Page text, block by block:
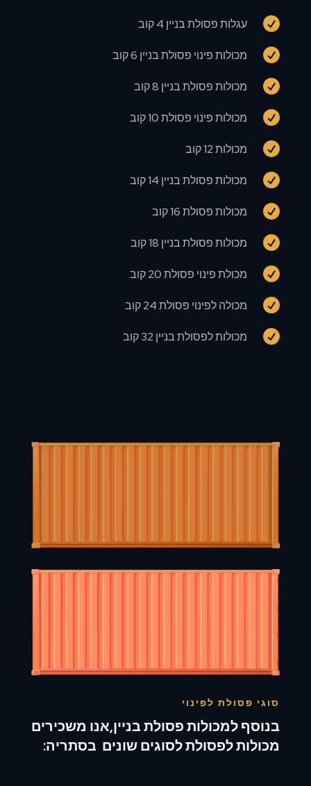
 עגלות פסולת בניין 4 קוב
 מכולות פינוי פסולת בניין 6 קוב
 מכולות פסולת בניין 8 קוב
 מכולות פינוי פסולת 10 קוב
 מכולות 12 קוב
 מכולות פסולת בניין 14 קוב
 מכולות פסולת 16 קוב
 מכולות פסולת בניין 18 קוב
 מכולת פינוי פסולת 20 קוב
 מכולה לפינוי פסולת 24 קוב
 מכולות לפסולת בניין 32 קוב
סוגי פסולת לפינוי
בנוסף למכולות פסולת בניין,אנו משכירים
מכולות לפסולת לסוגים שונים בסתריה: